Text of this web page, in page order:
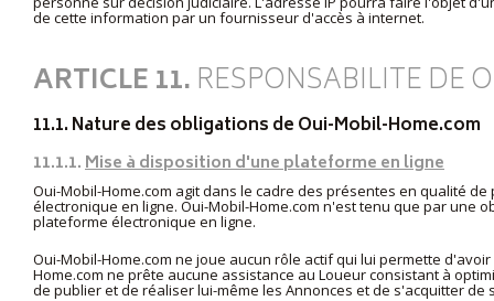
de cette information par un fournisseur d'accès à internet.
ARTICLE 11.RESPONSABILITE DE
11.1. Nature des obligations de Oui-Mobil-Home.com
11.1.1.Mise à disposition d'une plateforme en ligne
Oui-Mobil-Home.com agit dans le cadre des présentes en qualité
électronique en ligne. Oui-Mobil-Home.com n'est tenu que par une
plateforme électronique en ligne.
Oui-Mobil-Home.com ne joue aucun rôle actif qui lui permette
Home.com ne prête aucune assistance au Loueur consistant à
de publier et de réaliser lui-même les Annonces et de s'acquitter de